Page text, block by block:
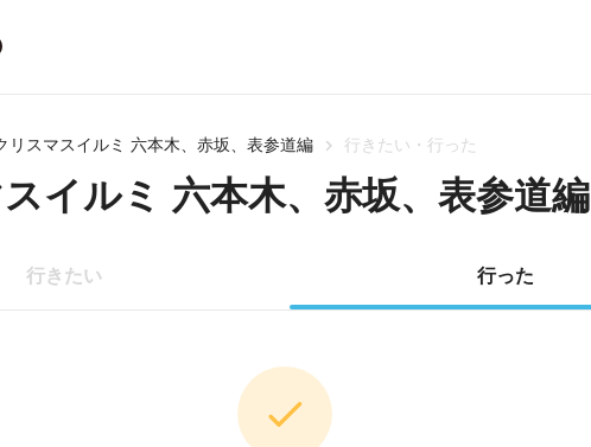
リスマスイルミ 六本木、赤坂、表参道編 行きたい・行った
イルミ 六本木、赤坂、表参道編
行きたい 行った